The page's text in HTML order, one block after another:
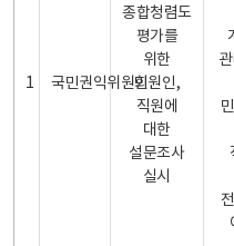
1 국민권익위원회
종합청렴도
평가를
위한
민원인,
직원에
대한
설문조사
실시